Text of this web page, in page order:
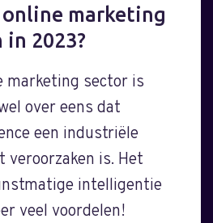
online marketing
in 2023?
marketing sector is
over eens dat
een industriële
veroorzaken is. Het
intelligentie
veel voordelen!